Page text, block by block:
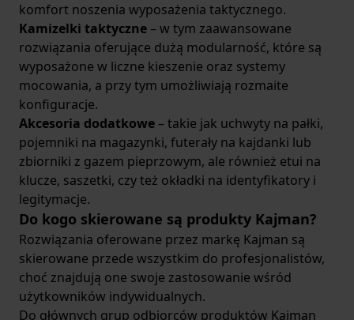
komfort noszenia wyposażenia taktycznego.
Kamizelki taktyczne – w tym zaawansowane
rozwiązania oferujące dużą modularność, które są
wyposażone w liczne kieszenie oraz systemy
mocowania, a przy tym umożliwiają rozmaite
konfiguracje.
Akcesoria dodatkowe – takie jak uchwyty na pałki,
pojemniki na magazynki, futerały na kajdanki lub
zbiorniki z gazem pieprzowym, ale również etui na
klucze, saszetki, czy też okładki na identyfikatory i
legitymacje.
Do kogo skierowane są produkty Kajman?
Rozwiązania oferowane przez markę Kajman są
skierowane przede wszystkim do profesjonalistów,
choć znajdują one swoje zastosowanie wśród
użytkowników indywidualnych.
Do głównych grup odbiorców produktów Kajman